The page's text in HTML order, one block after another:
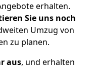
erhalten.
Sie uns noch
Umzug von
zu planen.
aus, und erhalten